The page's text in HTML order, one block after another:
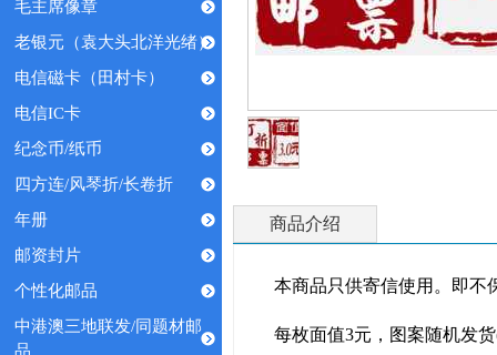
毛主席像章
老银元（袁大头北洋光绪）
电信磁卡（田村卡）
电信IC卡
纪念币/纸币
四方连/风琴折/长卷折
年册
邮资封片
个性化邮品
中港澳三地联发/同题材邮
品
商品介绍
本商品只供寄信使用。即不
每枚面值3元，图案随机发